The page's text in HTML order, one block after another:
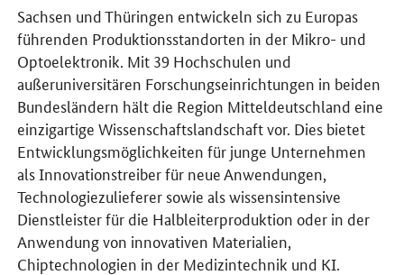
Sachsen und Thüringen entwickeln sich zu Europas
führenden Produktionsstandorten in der Mikro- und
Optoelektronik. Mit 39 Hochschulen und
außeruniversitären Forschungseinrichtungen in beiden
Bundesländern hält die Region Mitteldeutschland eine
einzigartige Wissenschaftslandschaft vor. Dies bietet
Entwicklungsmöglichkeiten für junge Unternehmen
als Innovationstreiber für neue Anwendungen,
Technologiezulieferer sowie als wissensintensive
Dienstleister für die Halbleiterproduktion oder in der
Anwendung von innovativen Materialien,
Chiptechnologien in der Medizintechnik und KI.